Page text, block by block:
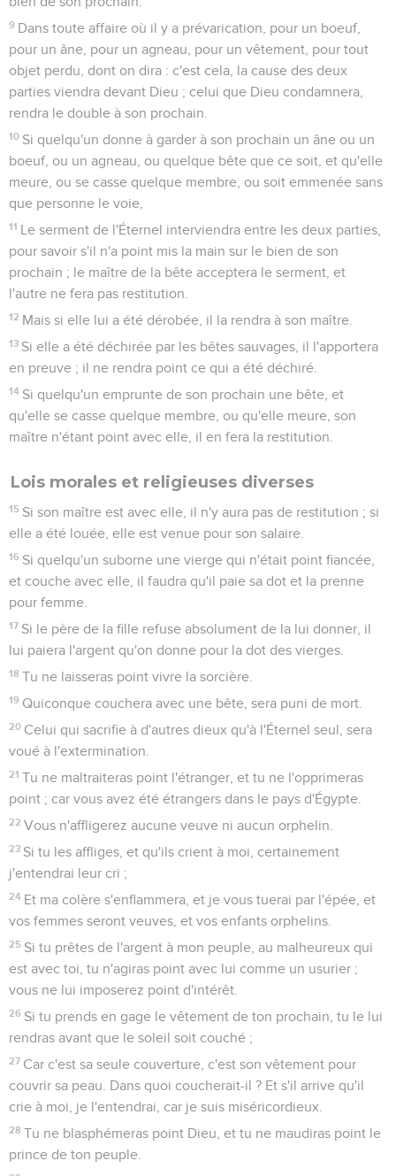
9 Dans toute affaire où il y a prévarication, pour un boeuf,
pour un âne, pour un agneau, pour un vêtement, pour tout
objet perdu, dont on dira : c'est cela, la cause des deux
parties viendra devant Dieu ; celui que Dieu condamnera,
rendra le double à son prochain.
10 Si quelqu'un donne à garder à son prochain un âne ou un
boeuf, ou un agneau, ou quelque bête que ce soit, et qu'elle
meure, ou se casse quelque membre, ou soit emmenée sans
que personne le voie,
11 Le serment de l'Éternel interviendra entre les deux parties,
pour savoir s'il n'a point mis la main sur le bien de son
prochain ; le maître de la bête acceptera le serment, et
l'autre ne fera pas restitution.
12 Mais si elle lui a été dérobée, il la rendra à son maître.
13 Si elle a été déchirée par les bêtes sauvages, il l'apportera
en preuve ; il ne rendra point ce qui a été déchiré.
14 Si quelqu'un emprunte de son prochain une bête, et
qu'elle se casse quelque membre, ou qu'elle meure, son
maître n'étant point avec elle, il en fera la restitution.
Lois morales et religieuses diverses
15 Si son maître est avec elle, il n'y aura pas de restitution ; si
elle a été louée, elle est venue pour son salaire.
16 Si quelqu'un suborne une vierge qui n'était point fiancée,
et couche avec elle, il faudra qu'il paie sa dot et la prenne
pour femme.
17 Si le père de la fille refuse absolument de la lui donner, il
lui paiera l'argent qu'on donne pour la dot des vierges.
18 Tu ne laisseras point vivre la sorcière.
19 Quiconque couchera avec une bête, sera puni de mort.
20 Celui qui sacrifie à d'autres dieux qu'à l'Éternel seul, sera
voué à l'extermination.
21 Tu ne maltraiteras point l'étranger, et tu ne l'opprimeras
point ; car vous avez été étrangers dans le pays d'Égypte.
22 Vous n'affligerez aucune veuve ni aucun orphelin.
23 Si tu les affliges, et qu'ils crient à moi, certainement
j'entendrai leur cri ;
24 Et ma colère s'enflammera, et je vous tuerai par l'épée, et
vos femmes seront veuves, et vos enfants orphelins.
25 Si tu prêtes de l'argent à mon peuple, au malheureux qui
est avec toi, tu n'agiras point avec lui comme un usurier ;
vous ne lui imposerez point d'intérêt.
26 Si tu prends en gage le vêtement de ton prochain, tu le lui
rendras avant que le soleil soit couché ;
27 Car c'est sa seule couverture, c'est son vêtement pour
couvrir sa peau. Dans quoi coucherait-il ? Et s'il arrive qu'il
crie à moi, je l'entendrai, car je suis miséricordieux.
28 Tu ne blasphémeras point Dieu, et tu ne maudiras point le
prince de ton peuple.